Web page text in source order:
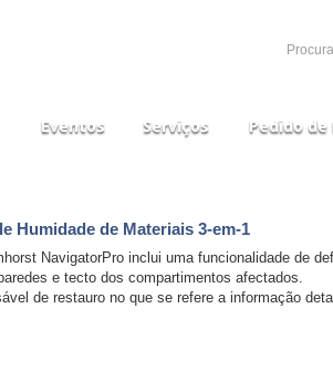
Eventos Serviços Pedido
Humidade de Materiais 3-em-1
NavigatorPro inclui uma funcionalidade de
e tecto dos compartimentos afectados.
de restauro no que se refere a informação